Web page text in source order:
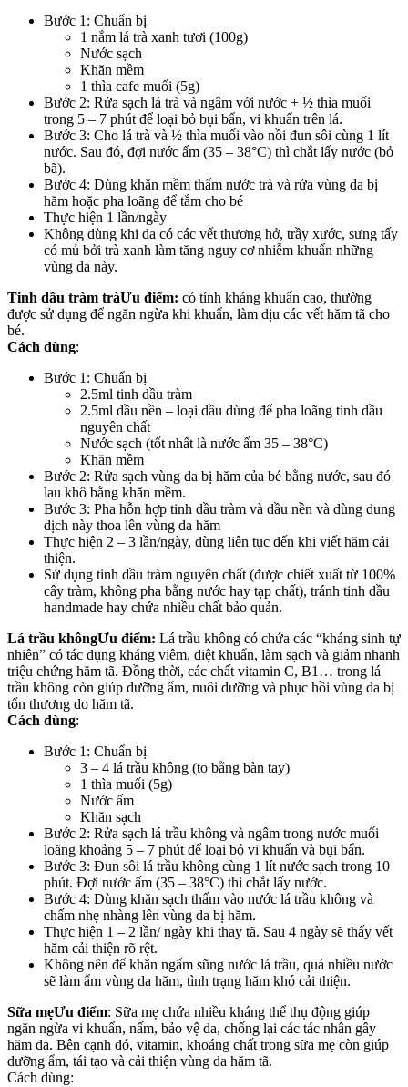
Bước 1: Chuẩn bị
1 nắm lá trà xanh tươi (100g)
Nước sạch
Khăn mềm
1 thìa cafe muối (5g)
Bước 2: Rửa sạch lá trà và ngâm với nước + ½ thìa muối
trong 5 – 7 phút để loại bỏ bụi bẩn, vi khuẩn trên lá.
Bước 3: Cho lá trà và ½ thìa muối vào nồi đun sôi cùng 1 lít
nước. Sau đó, đợi nước ấm (35 – 38°C) thì chắt lấy nước (bỏ
bã).
Bước 4: Dùng khăn mềm thấm nước trà và rửa vùng da bị
hăm hoặc pha loãng để tắm cho bé
Thực hiện 1 lần/ngày
Không dùng khi da có các vết thương hở, trầy xước, sưng tấy
có mủ bởi trà xanh làm tăng nguy cơ nhiễm khuẩn những
vùng da này.
Tinh dầu tràm tràƯu điểm: có tính kháng khuẩn cao, thường
được sử dụng để ngăn ngừa khi khuẩn, làm dịu các vết hăm tã cho
bé.
Cách dùng:
Bước 1: Chuẩn bị
2.5ml tinh dầu tràm
2.5ml dầu nền – loại dầu dùng để pha loãng tinh dầu
nguyên chất
Nước sạch (tốt nhất là nước ấm 35 – 38°C)
Khăn mềm
Bước 2: Rửa sạch vùng da bị hăm của bé bằng nước, sau đó
lau khô bằng khăn mềm.
Bước 3: Pha hỗn hợp tinh dầu tràm và dầu nền và dùng dung
dịch này thoa lên vùng da hăm
Thực hiện 2 – 3 lần/ngày, dùng liên tục đến khi viết hăm cải
thiện.
Sử dụng tinh dầu tràm nguyên chất (được chiết xuất từ 100%
cây tràm, không pha bằng nước hay tạp chất), tránh tinh dầu
handmade hay chứa nhiều chất bảo quản.
Lá trầu khôngƯu điểm: Lá trầu không có chứa các “kháng sinh tự
nhiên” có tác dụng kháng viêm, diệt khuẩn, làm sạch và giảm nhanh
triệu chứng hăm tã. Đồng thời, các chất vitamin C, B1… trong lá
trầu không còn giúp dưỡng ẩm, nuôi dưỡng và phục hồi vùng da bị
tổn thương do hăm tã.
Cách dùng:
Bước 1: Chuẩn bị
3 – 4 lá trầu không (to bằng bàn tay)
1 thìa muối (5g)
Nước ấm
Khăn sạch
Bước 2: Rửa sạch lá trầu không và ngâm trong nước muối
loãng khoảng 5 – 7 phút để loại bỏ vi khuẩn và bụi bẩn.
Bước 3: Đun sôi lá trầu không cùng 1 lít nước sạch trong 10
phút. Đợi nước ấm (35 – 38°C) thì chắt lấy nước.
Bước 4: Dùng khăn sạch thấm vào nước lá trầu không và
chấm nhẹ nhàng lên vùng da bị hăm.
Thực hiện 1 – 2 lần/ ngày khi thay tã. Sau 4 ngày sẽ thấy vết
hăm cải thiện rõ rệt.
Không nên để khăn ngấm sũng nước lá trầu, quá nhiều nước
sẽ làm ẩm vùng da hăm, tình trạng hăm khó cải thiện.
Sữa mẹƯu điểm: Sữa mẹ chứa nhiều kháng thể thụ động giúp
ngăn ngừa vi khuẩn, nấm, bảo vệ da, chống lại các tác nhân gây
hăm da. Bên cạnh đó, vitamin, khoáng chất trong sữa mẹ còn giúp
dưỡng ẩm, tái tạo và cải thiện vùng da hăm tã.
Cách dùng: